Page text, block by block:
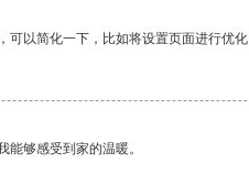
可以简化一下，比如将设置页面进行优
够感受到家的温暖。